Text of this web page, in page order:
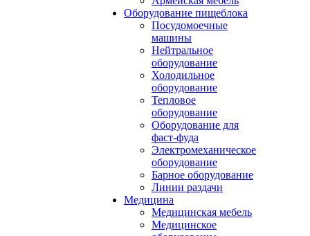
Оборудование пищеблока
Посудомоечные
машины
Нейтральное
оборудование
Холодильное
оборудование
Тепловое
оборудование
Оборудование для
фаст-фуда
Электромеханическое
оборудование
Барное оборудование
Линии раздачи
Медицина
Медицинская мебель
Медицинское